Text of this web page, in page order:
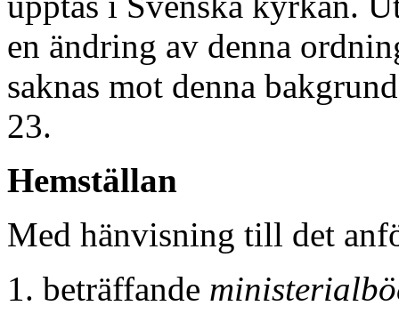
en ändring av denna
saknas mot denna
23.
Hemställan
Med hänvisning till det
1. beträffande